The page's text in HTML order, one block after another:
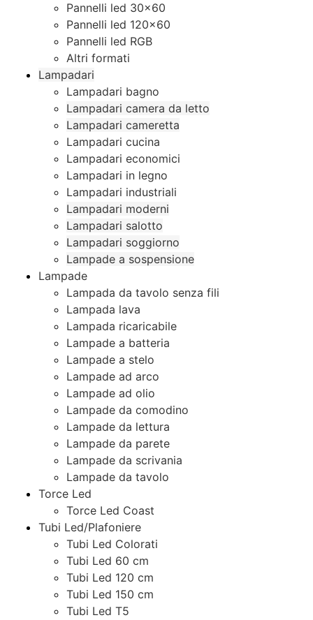
Pannelli led 30×60
Pannelli led 120×60
Pannelli led RGB
Altri formati
Lampadari
Lampadari bagno
Lampadari camera da letto
Lampadari cameretta
Lampadari cucina
Lampadari economici
Lampadari in legno
Lampadari industriali
Lampadari moderni
Lampadari salotto
Lampadari soggiorno
Lampade a sospensione
Lampade
Lampada da tavolo senza fili
Lampada lava
Lampada ricaricabile
Lampade a batteria
Lampade a stelo
Lampade ad arco
Lampade ad olio
Lampade da comodino
Lampade da lettura
Lampade da parete
Lampade da scrivania
Lampade da tavolo
Torce Led
Torce Led Coast
Tubi Led/Plafoniere
Tubi Led Colorati
Tubi Led 60 cm
Tubi Led 120 cm
Tubi Led 150 cm
Tubi Led T5